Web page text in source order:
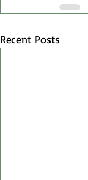
Recent Posts